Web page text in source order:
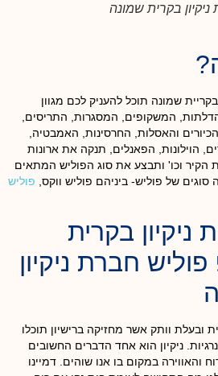
ניקיון בקרית שמונה
שמונה תוכל להעניק לכם מגוון
המשקופים, המסגרות, התריסים,
והאסלות, החרסינות, האמבטיה,
הוילונות, הפאנלים, תנקה את ארונות
הקיר וכו' ותבצע את סוג הפוליש המתאים
של פוליש- ביניהם פוליש ווקס, פוליש
ניקיון בקרית
חברת ניקיון
ובעלת וותק אשר מחזיקה ברישיון תוכלו
ניקיון הוא אחד הדברים החשובים
והאווירה במקום בו אנו שוהים. דמיינו